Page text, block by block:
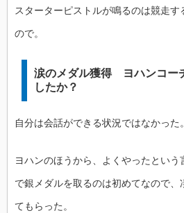
スターターピストルが鳴るのは競走
ので。
涙のメダル獲得 ヨハンコー
したか？
自分は会話ができる状況ではなかった。
ヨハンのほうから、よくやったという
で銀メダルを取るのは初めてなので
てもらった。